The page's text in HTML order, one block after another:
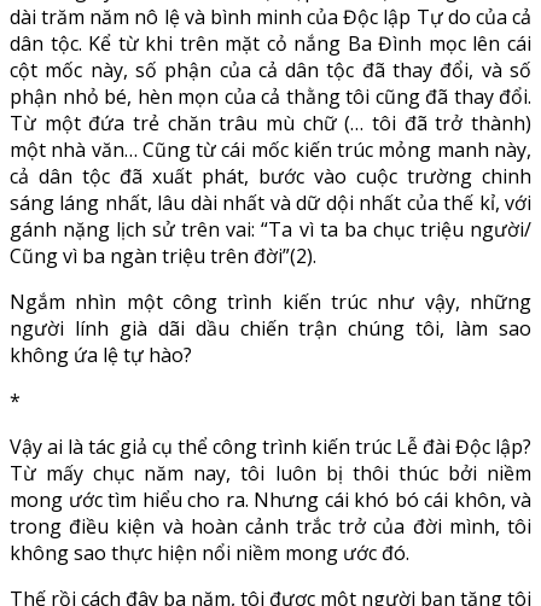
dài trăm năm nô lệ và bình minh của Độc lập Tự do của cả
dân tộc. Kể từ khi trên mặt cỏ nắng Ba Đình mọc lên cái
cột mốc này, số phận của cả dân tộc đã thay đổi, và số
phận nhỏ bé, hèn mọn của cả thằng tôi cũng đã thay đổi.
Từ một đứa trẻ chăn trâu mù chữ (… tôi đã trở thành)
một nhà văn… Cũng từ cái mốc kiến trúc mỏng manh này,
cả dân tộc đã xuất phát, bước vào cuộc trường chinh
sáng láng nhất, lâu dài nhất và dữ dội nhất của thế kỉ, với
gánh nặng lịch sử trên vai: “Ta vì ta ba chục triệu người/
Cũng vì ba ngàn triệu trên đời”(2).
Ngắm nhìn một công trình kiến trúc như vậy, những
người lính già dãi dầu chiến trận chúng tôi, làm sao
không ứa lệ tự hào?
*
Vậy ai là tác giả cụ thể công trình kiến trúc Lễ đài Độc lập?
Từ mấy chục năm nay, tôi luôn bị thôi thúc bởi niềm
mong ước tìm hiểu cho ra. Nhưng cái khó bó cái khôn, và
trong điều kiện và hoàn cảnh trắc trở của đời mình, tôi
không sao thực hiện nổi niềm mong ước đó.
Thế rồi cách đây ba năm, tôi được một người bạn tặng tôi